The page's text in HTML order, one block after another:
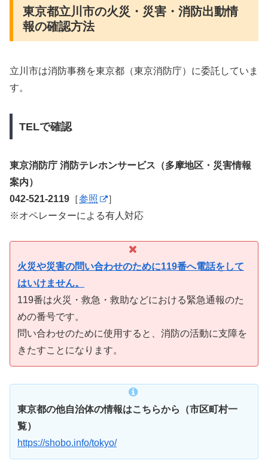
東京都立川市の火災・災害・消防出動情
報の確認方法
立川市は消防事務を東京都（東京消防庁）に委託していま
す。
TELで確認
東京消防庁 消防テレホンサービス（多摩地区・災害情報
案内）
042-521-2119 ［参照
］
※オペレーターによる有人対応
火災や災害の問い合わせのために119番へ電話をして
はいけません。
119番は火災・救急・救助などにおける緊急通報のた
めの番号です。
問い合わせのために使用すると、消防の活動に支障を
きたすことになります。
東京都の他自治体の情報はこちらから（市区町村一
覧）
https://shobo.info/tokyo/